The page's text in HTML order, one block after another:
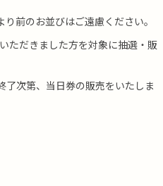
前のお並びはご遠慮ください。
ただきました方を対象に抽選・販
次第、当日券の販売をいたしま